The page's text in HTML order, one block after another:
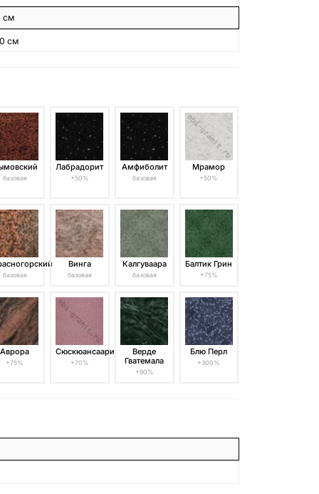
см
см
базовая
Лабрадорит
+50%
Амфиболит
базовая
Мрамор
+50%
базовая
Винга
базовая
Калгуваара
базовая
Балтик Грин
+75%
Аврора
+75%
Сюскюансаари
+70%
Верде
Гватемала
+90%
Блю Перл
+300%